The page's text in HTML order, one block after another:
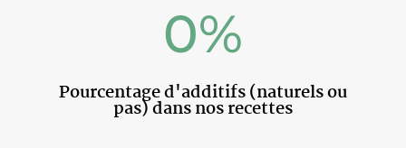
0%
Pourcentage d'additifs (naturels ou
pas) dans nos recettes